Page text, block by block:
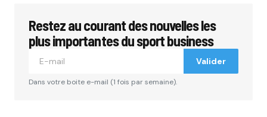
Votre adresse e-mail ne sera pas publiée.Les
champs obligatoires sont indiqués avec*
Restez au courant des nouvelles les
plus importantes du sport business
Valider
Dans votre boite e-mail (1 fois par semaine).